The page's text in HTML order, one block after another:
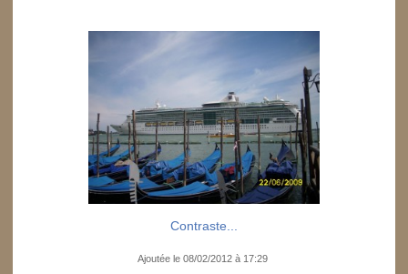
Contraste...
Ajoutée le 08/02/2012 à 17:29